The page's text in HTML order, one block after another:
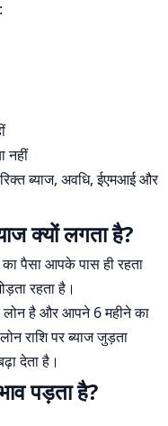
नहीं
ब्याज, अवधि, ईएमआई और
क्यों लगता है?
पैसा आपके पास ही रहता
रहता है।
है और आपने 6 महीने का
राशि पर ब्याज जुड़ता
देता है।
पड़ता है?